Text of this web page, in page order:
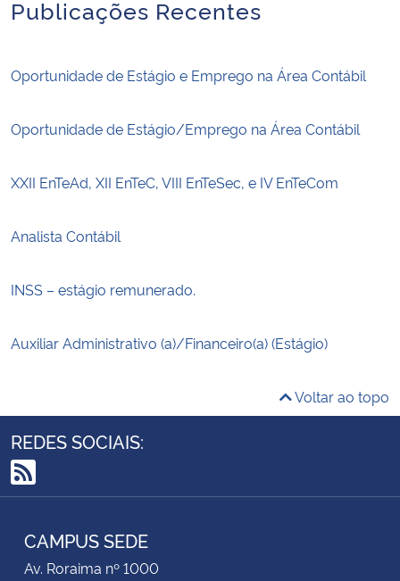
Publicações Recentes
Oportunidade de Estágio e Emprego na Área Contábil
Oportunidade de Estágio/Emprego na Área Contábil
XXII EnTeAd, XII EnTeC, VIII EnTeSec, e IV EnTeCom
Analista Contábil
INSS – estágio remunerado.
Auxiliar Administrativo (a)/Financeiro(a) (Estágio)
Voltar ao topo
REDES SOCIAIS:
RSS
CAMPUS SEDE
Av. Roraima nº 1000